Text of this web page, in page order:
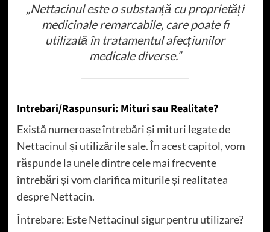
„Nettacinul este o substanță cu proprietăți
medicinale remarcabile, care poate fi
utilizată în tratamentul afecțiunilor
medicale diverse.”
Intrebari/Raspunsuri: Mituri sau Realitate?
Există numeroase întrebări și mituri legate de
Nettacinul și utilizările sale. În acest capitol, vom
răspunde la unele dintre cele mai frecvente
întrebări și vom clarifica miturile și realitatea
despre Nettacin.
Întrebare: Este Nettacinul sigur pentru utilizare?